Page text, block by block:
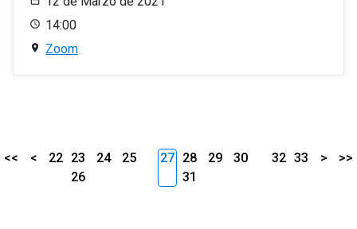
14:00
Zoom
<< < 22 23 24
25
26
27 28 29
30
31
32 33 > >>